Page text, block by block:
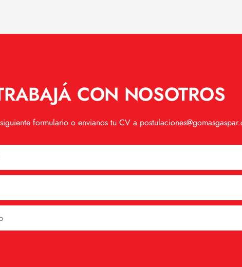
CON NOSOTROS
formulario o envianos tu CV a